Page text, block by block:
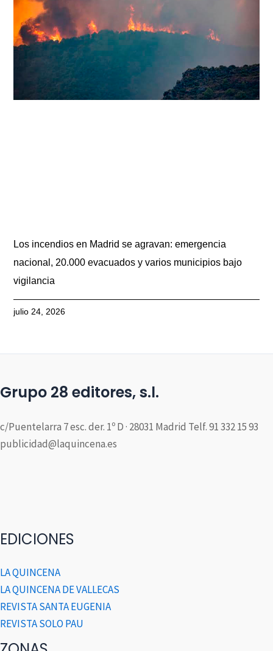
Los incendios en Madrid se agravan: emergencia
nacional, 20.000 evacuados y varios municipios bajo
vigilancia
julio 24, 2026
Grupo 28 editores, s.l.
c/Puentelarra 7 esc. der. 1º D · 28031 Madrid Telf. 91 332 15 93
publicidad@laquincena.es
EDICIONES
LA QUINCENA
LA QUINCENA DE VALLECAS
REVISTA SANTA EUGENIA
REVISTA SOLO PAU